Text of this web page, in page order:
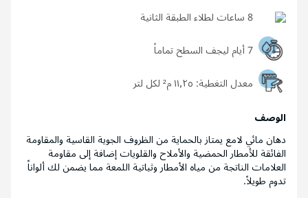
8 ساعات لطلاء الطبقة الثانية
7 أيام ليجف السطح تماماً
معدل التغطية:
الوصف
دهان مائي لامع يمتاز بالحماية من الظروف الجوية القاسية والمقاومة
الفائقة للأمطار الحمضية والأملاح والقلويات إضافة إلى مقاومة
العلامات الناتجة من مياه الأمطار وثباتية اللمعة مما يضمن لك ألواناً
تدوم طويلاً.